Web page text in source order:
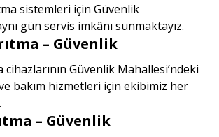
sistemleri için Güvenlik
gün servis imkânı sunmaktayız.
– Güvenlik
cihazlarının Güvenlik Mahallesi’ndeki
bakım hizmetleri için ekibimiz her
– Güvenlik